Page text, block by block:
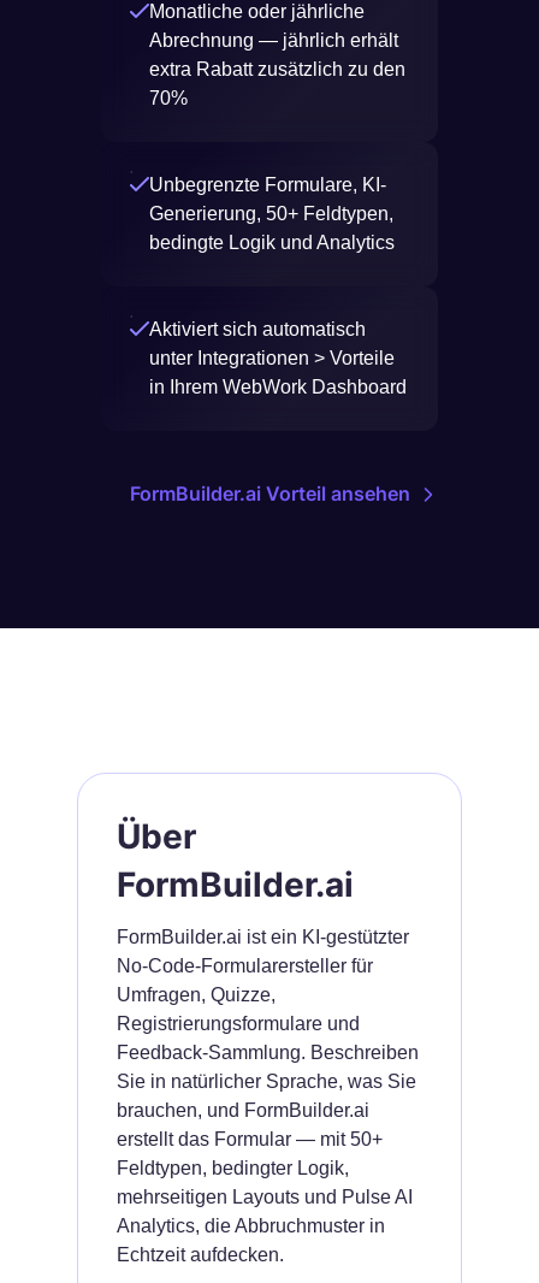
Monatliche oder jährliche
Abrechnung — jährlich erhält
extra Rabatt zusätzlich zu den
70%
Unbegrenzte Formulare, KI-
Generierung, 50+ Feldtypen,
bedingte Logik und Analytics
Aktiviert sich automatisch
unter Integrationen > Vorteile
in Ihrem WebWork Dashboard
FormBuilder.ai Vorteil ansehen
Über
FormBuilder.ai
FormBuilder.ai ist ein KI-gestützter
No-Code-Formularersteller für
Umfragen, Quizze,
Registrierungsformulare und
Feedback-Sammlung. Beschreiben
Sie in natürlicher Sprache, was Sie
brauchen, und FormBuilder.ai
erstellt das Formular — mit 50+
Feldtypen, bedingter Logik,
mehrseitigen Layouts und Pulse AI
Analytics, die Abbruchmuster in
Echtzeit aufdecken.